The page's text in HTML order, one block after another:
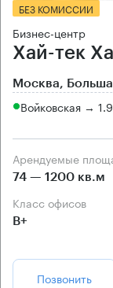
БЕЗ КОМИССИИ
Бизнес-центр
Хай-тек
Москва,
Войковская →
Арендуемые
74 — 1200 кв.м
Класс офисов
B+
Позвонить